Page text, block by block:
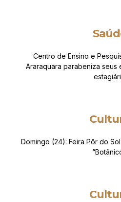
Centro de Ensino e
Araraquara parabeniza seus
Domingo (24): Feira Pôr do